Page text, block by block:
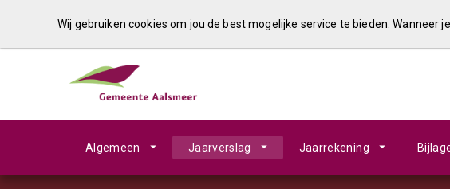
Algemeen Jaarverslag Jaarrekening
Wij gebruiken cookies om jou de best mogelijke service te bieden. Wanneer